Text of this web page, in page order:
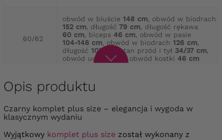
60/62
obwód w biuście 148 cm, obwód w biodrach
152 cm, długość 79 cm, długość rękawa
60 cm, biceps 46 cm, obwód w pasie
104-148 cm, obwód w biodrach 126 cm,
długość 107 cm , stan przód i tył 34/37 cm,
obwód uda
66 cm , obwód kostki 46 cm
Opis produktu
Czarny komplet plus size – elegancja i wygoda w
klasycznym wydaniu
Wyjątkowy komplet plus size został wykonany z